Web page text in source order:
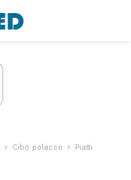
Cibo polacco
Piatti